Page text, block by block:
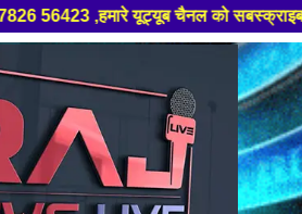
यूट्यूब चैनल को सबस्क्राइब करें, साथ मे